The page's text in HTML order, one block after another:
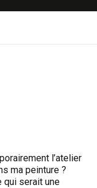
l’atelier
ma peinture ?
qui serait une